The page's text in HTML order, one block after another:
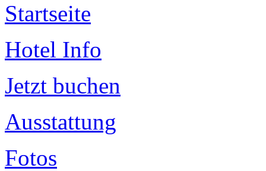
Startseite
Hotel Info
Jetzt buchen
Ausstattung
Fotos